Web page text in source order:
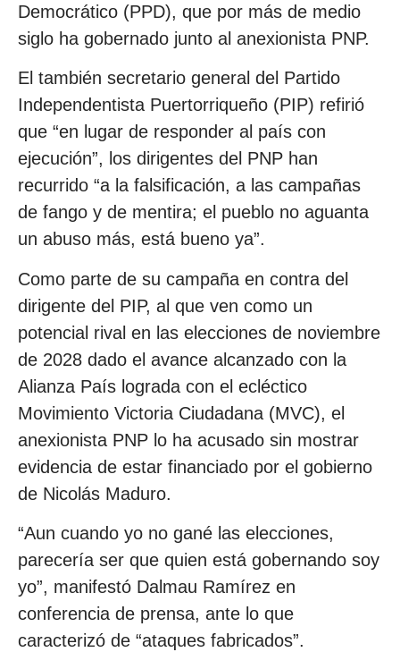
Democrático (PPD), que por más de medio
siglo ha gobernado junto al anexionista PNP.
El también secretario general del Partido
Independentista Puertorriqueño (PIP) refirió
que “en lugar de responder al país con
ejecución”, los dirigentes del PNP han
recurrido “a la falsificación, a las campañas
de fango y de mentira; el pueblo no aguanta
un abuso más, está bueno ya”.
Como parte de su campaña en contra del
dirigente del PIP, al que ven como un
potencial rival en las elecciones de noviembre
de 2028 dado el avance alcanzado con la
Alianza País lograda con el ecléctico
Movimiento Victoria Ciudadana (MVC), el
anexionista PNP lo ha acusado sin mostrar
evidencia de estar financiado por el gobierno
de Nicolás Maduro.
“Aun cuando yo no gané las elecciones,
parecería ser que quien está gobernando soy
yo”, manifestó Dalmau Ramírez en
conferencia de prensa, ante lo que
caracterizó de “ataques fabricados”.